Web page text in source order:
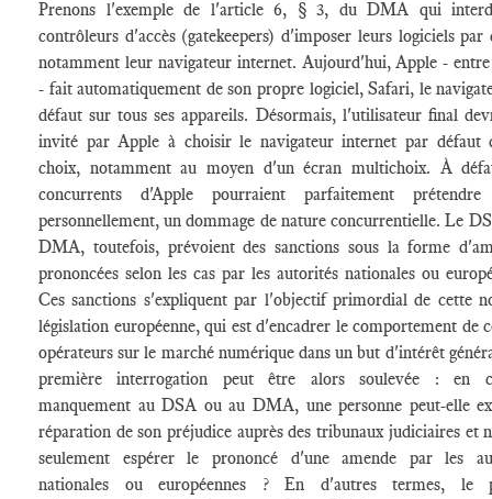
Prenons l'exemple de l'article 6, § 3, du DMA qui
contrôleurs d'accès (gatekeepers) d'imposer leurs logiciels par
notamment leur navigateur internet. Aujourd'hui, Apple -
- fait automatiquement de son propre logiciel, Safari, le
défaut sur tous ses appareils. Désormais, l'utilisateur final
invité par Apple à choisir le navigateur internet par défaut
choix, notamment au moyen d'un écran multichoix. À
concurrents d'Apple pourraient parfaitement prétendre
personnellement, un dommage de nature concurrentielle. Le
DMA, toutefois, prévoient des sanctions sous la forme
prononcées selon les cas par les autorités nationales ou
Ces sanctions s'expliquent par l'objectif primordial de cette
législation européenne, qui est d'encadrer le comportement de
opérateurs sur le marché numérique dans un but d'intérêt
première interrogation peut être alors soulevée : en
manquement au DSA ou au DMA, une personne peut-elle
réparation de son préjudice auprès des tribunaux judiciaires et
seulement espérer le prononcé d'une amende par les
nationales ou européennes ? En d'autres termes, le